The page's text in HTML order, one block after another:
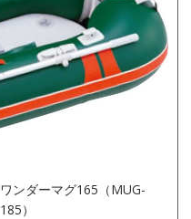
ワンダーマグ165（MUG-
185）